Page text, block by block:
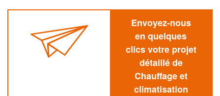
Envoyez-nous
en quelques
clics votre projet
détaillé de
Chauffage et
climatisation